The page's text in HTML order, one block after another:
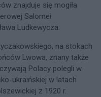
znajduje się mogiła
Salomei
Ludkewycza.
na stokach
Lwowa, znany także
Polacy polegli w
ukraińskiej w latach
z 1920 r.